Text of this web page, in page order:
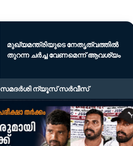
മുഖ്യമന്ത്രിയുടെ നേതൃത്വത്തിൽ
തുറന്ന ചർച്ച വേണമെന്ന് ആവശ്യം
സമദർശി ന്യൂസ് സർവീസ്